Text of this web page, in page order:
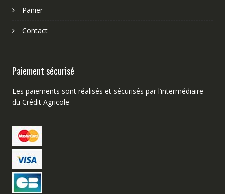
Panier
Contact
Paiement sécurisé
Les paiements sont réalisés et sécurisés par l’intermédiaire
du Crédit Agricole